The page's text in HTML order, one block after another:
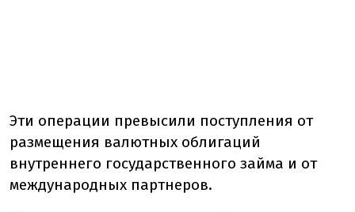
Эти операции превысили поступления от
размещения валютных облигаций
внутреннего государственного займа и от
международных партнеров.